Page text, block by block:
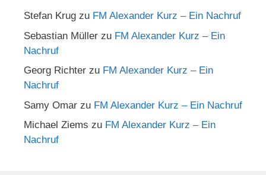
Stefan Krug zu FM Alexander Kurz – Ein Nachruf
Sebastian Müller zu FM Alexander Kurz – Ein
Nachruf
Georg Richter zu FM Alexander Kurz – Ein
Nachruf
Samy Omar zu FM Alexander Kurz – Ein Nachruf
Michael Ziems zu FM Alexander Kurz – Ein
Nachruf